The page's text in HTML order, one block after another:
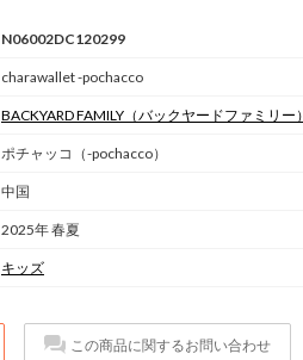
N06002DC120299
charawallet -pochacco
BACKYARD FAMILY （バックヤードファミリー）
ポチャッコ（-pochacco）
中国
2025年 春夏
キッズ
この商品に関するお問い合わせ